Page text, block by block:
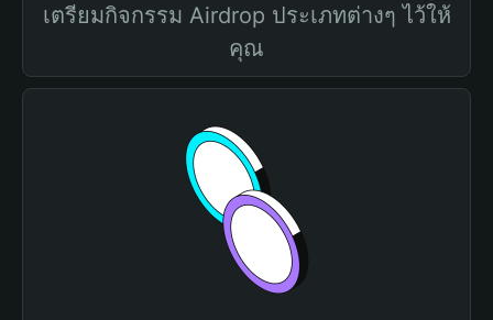
เตรียมกิจกรรม Airdrop ประเภทต่างๆ ไว้ให้
คุณ